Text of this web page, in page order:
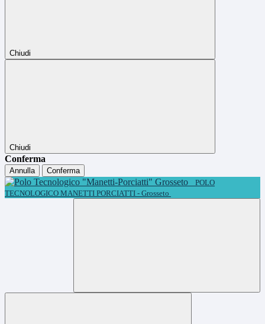
Chiudi
Chiudi
Conferma
Annulla
Conferma
POLO
TECNOLOGICO MANETTI PORCIATTI - Grosseto